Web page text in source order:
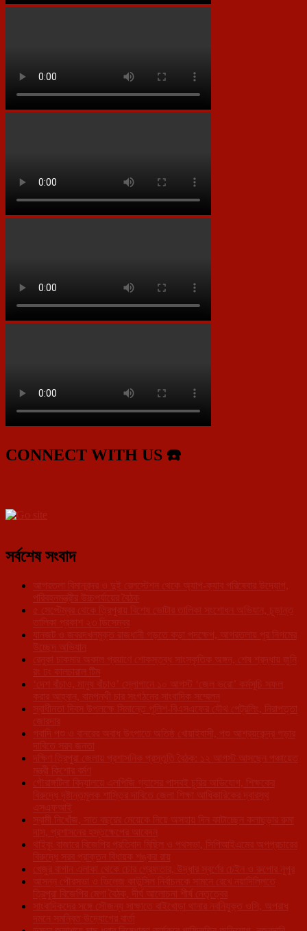
CONNECT WITH US ☎️
সর্বশেষ সংবাদ
আগরতলা বিমানবন্দর ও দুই রেলস্টেশন থেকে অ্যাপ-ক্যাব পরিষেবার উদ্যোগ,
পরিবহনমন্ত্রীর উচ্চপর্যায়ের বৈঠক
৫ সেপ্টেম্বর থেকে ত্রিপুরায় বিশেষ ভোটার তালিকা সংশোধন অভিযান, চূড়ান্ত
তালিকা প্রকাশ ২৩ ডিসেম্বর
যানজট ও জবরদখলমুক্ত রাজধানী গড়তে কড়া পদক্ষেপ, আগরতলায় পুর নিগমের
উচ্ছেদ অভিযান
রেনুকা চাকমার অকাল প্রয়াণে শোকস্তব্ধ সাংস্কৃতিক অঙ্গন, শেষ শ্রদ্ধায় জুনি
রং ঢং কালচারাল টিম
‘দেশ বাঁচাও, মানুষ বাঁচাও’ স্লোগানে ১০ আগস্ট ‘জেল ভরো’ কর্মসূচি সফল
করার আহ্বান, বামপন্থী চার সংগঠনের সাংবাদিক সম্মেলন
স্বাধীনতা দিবস উপলক্ষে সিমান্তে পুলিশ-বিএসএফের যৌথ পেট্রলিং, নিরাপত্তা
জোরদার
গবাদি পশু ও বানরের অবাধ উৎপাতে অতিষ্ঠ খোয়াইবাসী, পশু আশ্রয়কেন্দ্র গড়ার
দাবিতে সরব জনতা
দক্ষিণ ত্রিপুরা জেলায় প্রশাসনিক প্রস্তুতি বৈঠক: ১২ আগস্ট আসছেন পঞ্চায়েত
মন্ত্রী কিশোর বর্মণ
গৌরাঙ্গটিলা বিদ্যালয়ে এলপিজি গ্যাসের পাসবই চুরির অভিযোগ, শিক্ষকের
বিরুদ্ধে দৃষ্টান্তমূলক শাস্তির দাবিতে জেলা শিক্ষা আধিকারিকের দ্বারস্থ
এসএফআই
স্বামী নিখোঁজ, সাত বছরের মেয়েকে নিয়ে অসহায় দিন কাটাচ্ছেন কলাছড়ার রুমা
দাস, প্রশাসনের হস্তক্ষেপের আবেদন
থাইবুং বাজারে বিজেপির প্রতিবাদ মিছিল ও পথসভা, সিপিআইএমের অপপ্রচারের
বিরুদ্ধে সরব প্রাক্তন বিধায়ক শঙ্কর রায়
খেজুর বাগান এলাকা থেকে চোর গ্রেফতার, উদ্ধার স্বর্ণের চেইন ও রুপোর নূপুর
আসন্ন পৌরসভা ও ভিলেজ কাউন্সিল নির্বাচনকে সামনে রেখে নয়াদিল্লিতে
ত্রিপুরা বিজেপির মেগা বৈঠক, দীর্ঘ আলোচনা শীর্ষ নেতৃত্বের
সাংবাদিকদের সঙ্গে সৌজন্য সাক্ষাতে বাইখোড়া থানার নবনিযুক্ত ওসি, অপরাধ
দমনে সমন্বিত উদ্যোগের বার্তা